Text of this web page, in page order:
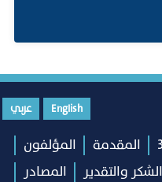
English عربي
المقدمة
المؤلفون
الشكر والتقدير
المصادر